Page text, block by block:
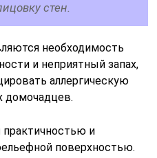
стен.
необходимость
и неприятный запах,
аллергическую
домочадцев.
практичностью и
поверхностью.